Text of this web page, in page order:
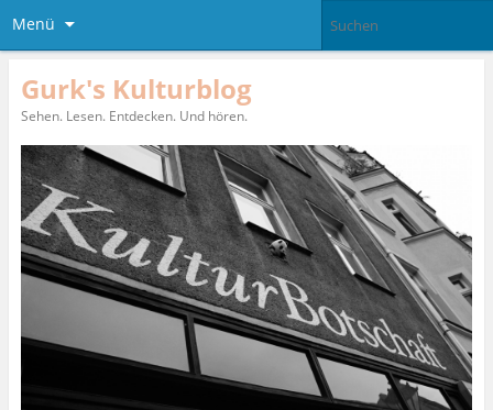
Menü
Gurk's Kulturblog
Sehen. Lesen. Entdecken. Und hören.